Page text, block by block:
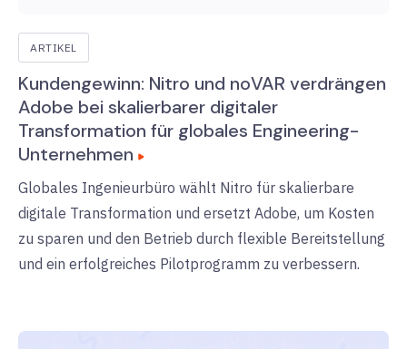
ARTIKEL
Kundengewinn: Nitro und noVAR verdrängen
Adobe bei skalierbarer digitaler
Transformation für globales Engineering-
Unternehmen
Globales Ingenieurbüro wählt Nitro für skalierbare
digitale Transformation und ersetzt Adobe, um Kosten
zu sparen und den Betrieb durch flexible Bereitstellung
und ein erfolgreiches Pilotprogramm zu verbessern.